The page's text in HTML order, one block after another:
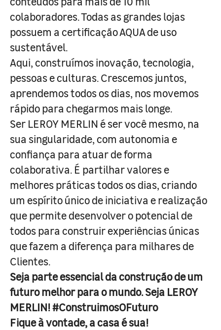
colaboradores. Todas as grandes lojas
possuem a certificação AQUA de uso
sustentável.
Aqui, construímos inovação, tecnologia,
pessoas e culturas. Crescemos juntos,
aprendemos todos os dias, nos movemos
rápido para chegarmos mais longe.
Ser LEROY MERLIN é ser você mesmo, na
sua singularidade, com autonomia e
confiança para atuar de forma
colaborativa. É partilhar valores e
melhores práticas todos os dias, criando
um espírito único de iniciativa e realização
que permite desenvolver o potencial de
todos para construir experiências únicas
que fazem a diferença para milhares de
Clientes.
Seja parte essencial da construção de um
futuro melhor para o mundo. Seja LEROY
MERLIN! #ConstruimosOFuturo
Fique à vontade, a casa é sua!